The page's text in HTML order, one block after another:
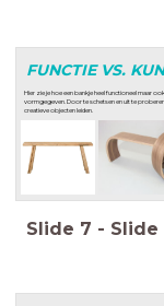
FUNCTIE VS.
Hier zie je hoe een bankje heel functioneel maar
vormgegeven. Door te schetsen en uit te
creatieve objecten leiden.
Slide 7 - Slide